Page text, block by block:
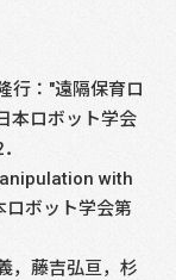
行："遠隔保育ロ
本ロボット学会
with
ボット学会第
，藤吉弘亘，杉